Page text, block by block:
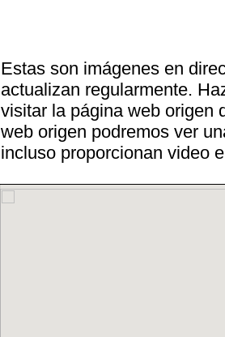
Estas son imágenes en
actualizan regularmente.
visitar la página web origen
web origen podremos ver
incluso proporcionan video